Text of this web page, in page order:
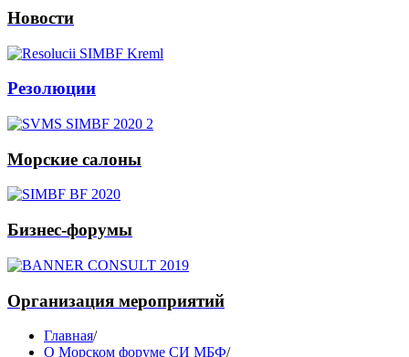
Новости
Резолюции
Морские салоны
Бизнес-форумы
Организация мероприятий
Главная/
О Морском форуме СИ МБФ/